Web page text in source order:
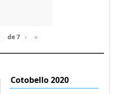
de7 › »
Cotobello 2020